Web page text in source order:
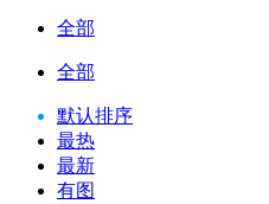
全部
全部
默认排序
最热
最新
有图